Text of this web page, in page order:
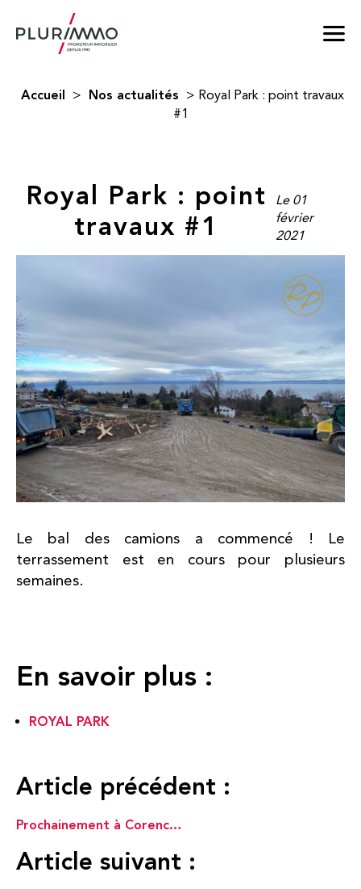
Accueil > Nos actualités > Royal Park : point travaux
#1
Royal Park : point
travaux #1
Le 01
février
2021
Le bal des camions a commencé ! Le
terrassement est en cours pour plusieurs
semaines.
En savoir plus :
ROYAL PARK
Article précédent :
Prochainement à Corenc…
Article suivant :